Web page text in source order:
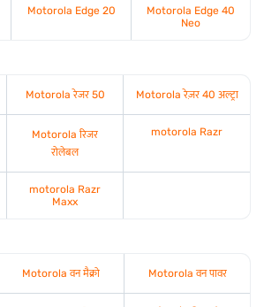
Motorola Edge 20
Motorola Edge 40
Neo
Motorola रेजर 50 Motorola रेज़र 40 अल्ट्रा
Motorola रिजर
रोलेबल
motorola Razr
motorola Razr
Maxx
Motorola वन मैक्रो Motorola वन पावर